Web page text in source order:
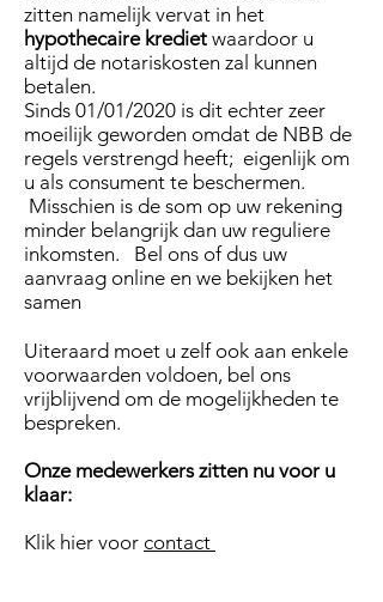
zitten namelijk vervat in het
hypothecaire krediet waardoor u
altijd de notariskosten zal kunnen
betalen.
Sinds 01/01/2020 is dit echter zeer
moeilijk geworden omdat de NBB de
regels verstrengd heeft; eigenlijk om
u als consument te beschermen.
Misschien is de som op uw rekening
minder belangrijk dan uw reguliere
inkomsten. Bel ons of dus uw
aanvraag online en we bekijken het
samen
Uiteraard moet u zelf ook aan enkele
voorwaarden voldoen, bel ons
vrijblijvend om de mogelijkheden te
bespreken.
Onze medewerkers zitten nu voor u
klaar:
Klik hier voor contact